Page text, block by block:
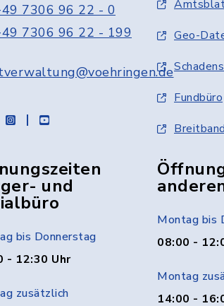
7306 96 22 - 0
7306 96 22 - 199
instagramyoutube
Geo-
Fundbüro
Breitband
und
bis Donnerstag
- 12:30 Uhr
zusätzlich
Montag bis
08:00 -
Montag
14:00 -